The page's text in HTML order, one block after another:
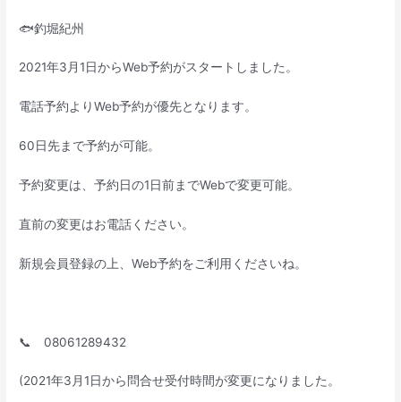
🐟釣堀紀州
2021年3月1日からWeb予約がスタートしました。
電話予約よりWeb予約が優先となります。
60日先まで予約が可能。
予約変更は、予約日の1日前までWebで変更可能。
直前の変更はお電話ください。
新規会員登録の上、Web予約をご利用くださいね。
📞 08061289432
(2021年3月1日から問合せ受付時間が変更になりました。